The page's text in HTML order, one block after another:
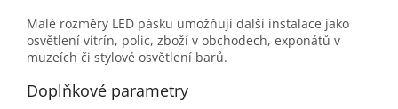
Malé rozměry LED pásku umožňují další instalace jako
osvětlení vitrín, polic, zboží v obchodech, exponátů v
muzeích či stylové osvětlení barů.
Doplňkové parametry